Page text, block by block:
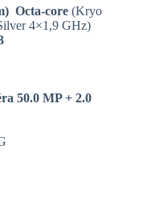
Octa-core (Kryo
4×1,9 GHz)
50.0 MP + 2.0